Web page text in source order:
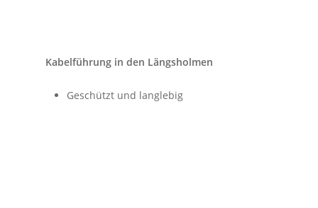
Kabelführung in den Längsholmen
Geschützt und langlebig